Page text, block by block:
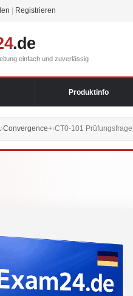
Registrieren
.de
einfach und zuverlässig
Produktinfo
›Convergence+›CT0-101